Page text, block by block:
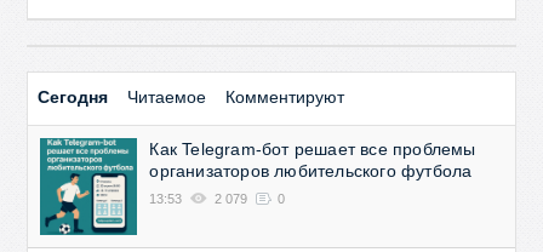
Сегодня Читаемое Комментируют
Как Telegram-бот решает все проблемы
организаторов любительского футбола
13:53 2 079 0